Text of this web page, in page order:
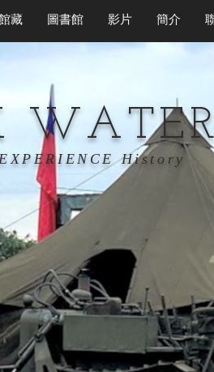
藏 圖書館 影片 簡介
History